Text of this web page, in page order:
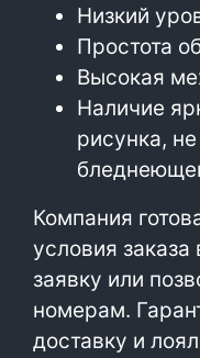
Низкий
Простота
Высокая
Наличие
рисунка,
Компания
условия заказа
заявку или
номерам.
доставку и